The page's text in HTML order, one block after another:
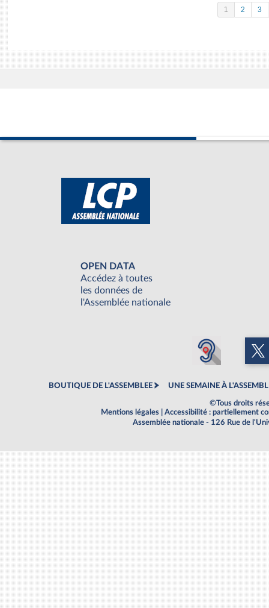
1 2 3
OPEN DATA
Accédez à toutes
les données de
l'Assemblée nationale
BOUTIQUE DE L'ASSEMBLEE UNE SEMAINE À
©Tous droits
Mentions légales
Accessibilité : partiellement
Assemblée nationale - 126 Rue de